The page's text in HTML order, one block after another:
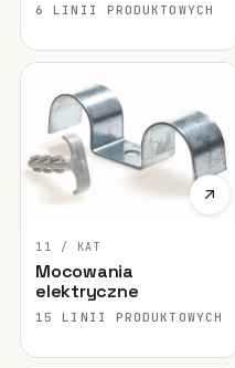
6 LINII PRODUKTOWYCH
11 / KAT
Mocowania
elektryczne
15 LINII PRODUKTOWYCH